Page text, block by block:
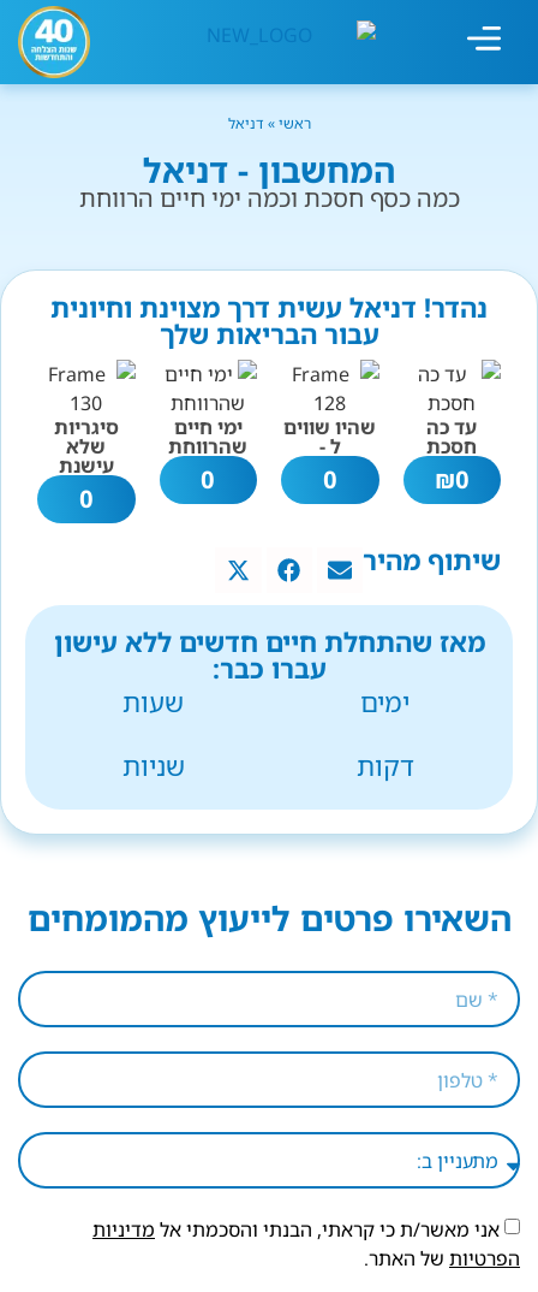
ראשי» דניאל
המחשבון - דניאל
כמה כסף חסכת וכמה ימי חיים הרווחת
נהדר! דניאל עשית דרך מצוינת וחיונית
עבור הבריאות שלך
עד כה
חסכת
0
₪
שהיו שווים
ל -
0
ימי חיים
שהרווחת
0
סיגריות
שלא
עישנת
0
שיתוף מהיר
מאז שהתחלת חיים חדשים ללא עישון
עברו כבר:
ימים
שעות
דקות
שניות
השאירו פרטים לייעוץ מהמומחים
אני מאשר/ת כי קראתי, הבנתי והסכמתי אל מדיניות
הפרטיות של האתר.